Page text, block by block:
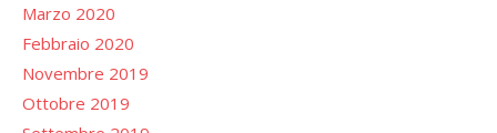
Marzo 2020
Febbraio 2020
Novembre 2019
Ottobre 2019